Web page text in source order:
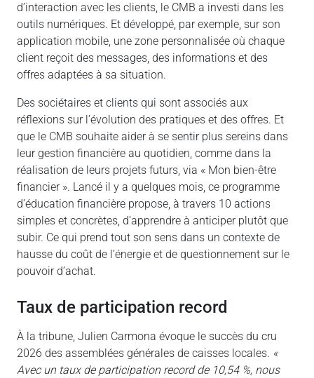
d’interaction avec les clients, le CMB a investi dans les
outils numériques. Et développé, par exemple, sur son
application mobile, une zone personnalisée où chaque
client reçoit des messages, des informations et des
offres adaptées à sa situation.
Des sociétaires et clients qui sont associés aux
réflexions sur l’évolution des pratiques et des offres. Et
que le CMB souhaite aider à se sentir plus sereins dans
leur gestion financière au quotidien, comme dans la
réalisation de leurs projets futurs, via « Mon bien-être
financier ». Lancé il y a quelques mois, ce programme
d’éducation financière propose, à travers 10 actions
simples et concrètes, d’apprendre à anticiper plutôt que
subir. Ce qui prend tout son sens dans un contexte de
hausse du coût de l’énergie et de questionnement sur le
pouvoir d’achat.
taux de participation record
À la tribune, Julien Carmona évoque le succès du cru
2026 des assemblées générales de caisses locales. «
Avec un taux de participation record de 10,54 %, nous